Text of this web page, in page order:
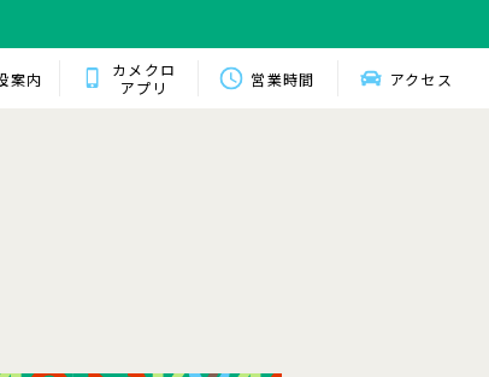
案内
カメクロ
アプリ
営業時間 アクセス